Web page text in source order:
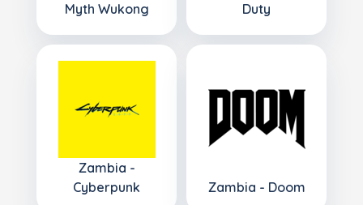
Myth Wukong
Duty
Zambia -
Cyberpunk
Zambia - Doom